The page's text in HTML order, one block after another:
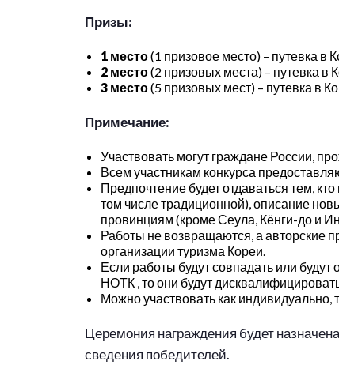
Призы:
1 место(1 призовое место) – путевка в
2 место(2 призовых места) – путевка в
3 место(5 призовых мест) – путевка в
Примечание:
Участвовать могут граждане России,
Всем участникам конкурса
Предпочтение будет отдаваться тем,
том числе традиционной), описание
провинциям (кроме Сеула, Кёнги-до и
Работы не возвращаются, а авторские
организации туризма Кореи.
Если работы будут совпадать или
НОТК , то они будут
Можно участвовать как индивидуально,
Церемония награждения будет
сведения победителей.